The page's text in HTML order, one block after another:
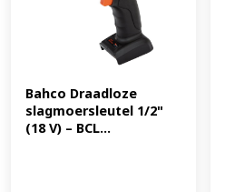
Bahco Draadloze
slagmoersleutel 1/2"
(18 V) – BCL...